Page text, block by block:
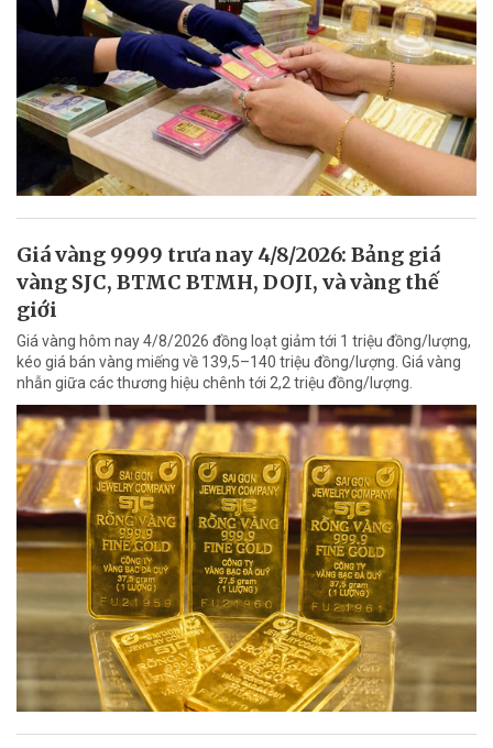
Giá vàng 9999 trưa nay 4/8/2026: Bảng giá
vàng SJC, BTMC BTMH, DOJI, và vàng thế
giới
Giá vàng hôm nay 4/8/2026 đồng loạt giảm tới 1 triệu đồng/lượng,
kéo giá bán vàng miếng về 139,5–140 triệu đồng/lượng. Giá vàng
nhẫn giữa các thương hiệu chênh tới 2,2 triệu đồng/lượng.